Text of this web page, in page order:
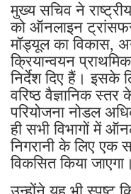
मुख्य सचिव ने
को ऑनलाइन
मॉड्यूल का विकास,
क्रियान्वयन
निर्देश दिए हैं।
वरिष्ठ वैज्ञानिक
परियोजना नोडल
ही सभी विभागों में
निगरानी के लिए एक
विकसित किया जाएगा।